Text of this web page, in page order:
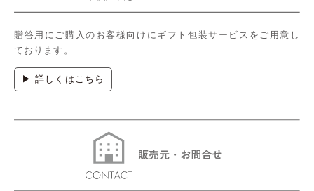
贈答用にご購入のお客様向けにギフト包装サービスをご用意し
ております。
▶ 詳しくはこちら